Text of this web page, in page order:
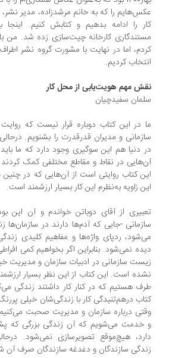
را که به خانم مرشدزاده، مدیر نشر، نشان
را ادامه بدهیم و کتابش کنیم. اینجا بود
کردم، اما
کردیم.
مهم هویت‌یابی از محل کار
سفیدچیان
در این کتاب دوباره قرار نیست که روایت
و مدیران قدرقدرت را بشنویم. درحالی‌که
دنیا هم این سوگیری وجود دارد که ما باید از
در نقاط و مقاطع مختلفی کمک کردند که
کتاب روایتی است از آن‌هایی که در چنین
زاویه به‌نظرم این کار بسیار ارزشمند است.
از آقای دوباتن خواندم و آن این بود که
-جایی که آدم‌ها دارند در سازمان‌ها
ردپای واژه‌ها و مفاهیم کلیدی زندگی
نمی‌شود. بنابراین اگر بخواهیم کمی افراطی حرف
سازمانی در ادبیات سازمان و مدیریت خیلی
است. این کتاب از این نظر بسیار ارزشمند
هستیم که در کنار کار داشتند زندگی
درهم‌تنیدگی‌ کار با زندگی‌شان خیلی پررنگ
درباره سازمان و مدیریت صحبت می‌کنیم،
خدمت می‌شویم که آن زندگی بزرگی که پشت
هیچ‌موقع تصویرسازی نمی‌شود.
سازندگان و دغدغه سازندگان صرف آن شده